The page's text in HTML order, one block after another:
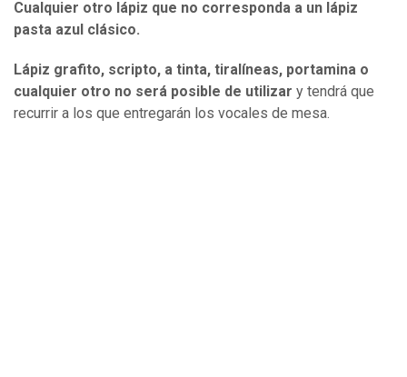
Cualquier otro lápiz que no corresponda a un lápiz
pasta azul clásico.
Lápiz grafito, scripto, a tinta, tiralíneas, portamina o
cualquier otro no será posible de utilizar y tendrá que
recurrir a los que entregarán los vocales de mesa.